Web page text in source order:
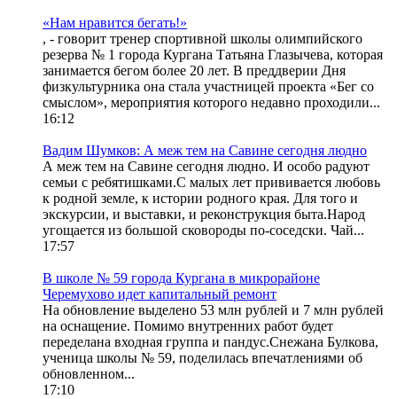
«Нам нравится бегать!»
, - говорит тренер спортивной школы олимпийского
резерва № 1 города Кургана Татьяна Глазычева, которая
занимается бегом более 20 лет. В преддверии Дня
физкультурника она стала участницей проекта «Бег со
смыслом», мероприятия которого недавно проходили...
16:12
Вадим Шумков: А меж тем на Савине сегодня людно
А меж тем на Савине сегодня людно. И особо радуют
семьи с ребятишками.С малых лет прививается любовь
к родной земле, к истории родного края. Для того и
экскурсии, и выставки, и реконструкция быта.Народ
угощается из большой сковороды по-соседски. Чай...
17:57
В школе № 59 города Кургана в микрорайоне
Черемухово идет капитальный ремонт
На обновление выделено 53 млн рублей и 7 млн рублей
на оснащение. Помимо внутренних работ будет
переделана входная группа и пандус.Снежана Булкова,
ученица школы № 59, поделилась впечатлениями об
обновленном...
17:10